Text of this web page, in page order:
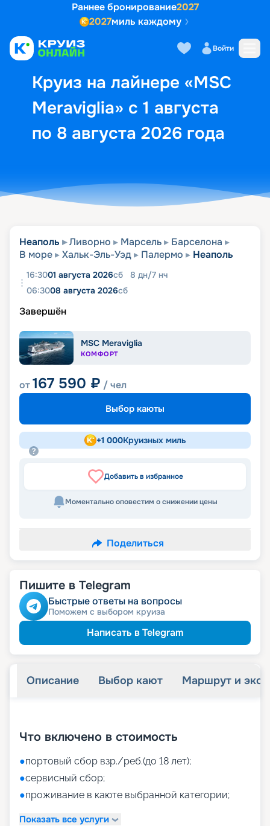
Раннее бронирование2027
2027миль каждому
Войти
Круиз на лайнере «MSC
Meraviglia» с 1 августа
по 8 августа 2026 года
Выбор кают Маршрут и
Неаполь Ливорно Марсель
Барселона
В море
Хальк-Эль-Уэд Палермо Неаполь
16:3001 августа 2026сб 8 дн/7 нч
06:3008 августа 2026сб
Завершён
MSC Meraviglia
КОМФОРТ
от167 590 ₽ / чел
Выбор каюты
+1 000Круизных миль
Добавить в избранное
Моментально оповестим о снижении цены
Поделиться
Пишите в Telegram
Быстрые ответы на вопросы
Поможем с выбором круиза
Написать в Telegram
Описание Выбор кают Маршрут и
Что включено в стоимость
●портовый сбор взр./реб.(до 18 лет);
●сервисный сбор;
●проживание в каюте выбранной категории;
Показать все услуги